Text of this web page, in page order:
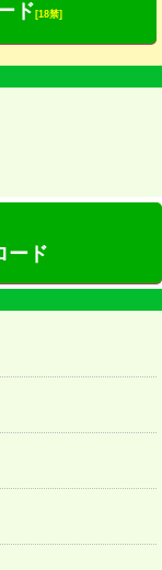
ド [18禁]
ード